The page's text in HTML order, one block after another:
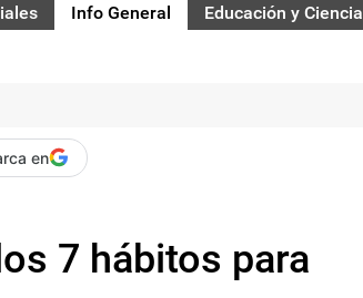
Info General Educación y Ciencia
en
7 hábitos para